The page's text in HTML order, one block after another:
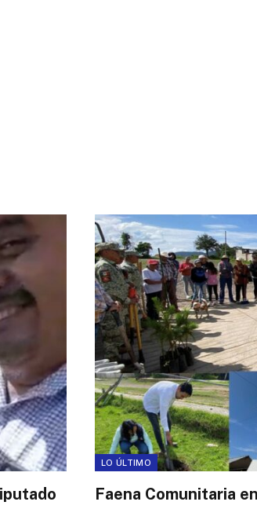
LO ÚLTIMO
Faena Comunitaria